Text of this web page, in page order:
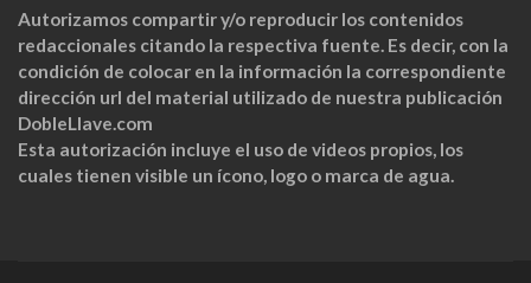
Autorizamos compartir y/o reproducir los contenidos
redaccionales citando la respectiva fuente. Es decir, con la
condición de colocar en la información la correspondiente
dirección url del material utilizado de nuestra publicación
DobleLlave.com
Esta autorización incluye el uso de videos propios, los
cuales tienen visible un ícono, logo o marca de agua.